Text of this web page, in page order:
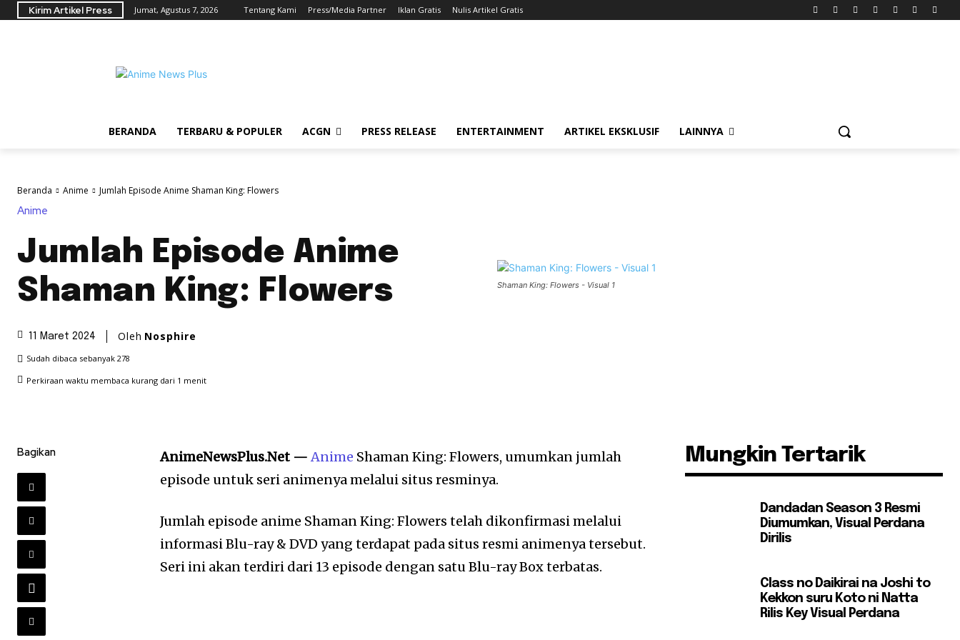
Kirim Artikel Press Jumat, Agustus 7, 2026 Tentang Kami Press/Media Partner Iklan Gratis Nulis Artikel Gratis
BERANDA TERBARU & POPULER ACGN PRESS RELEASE ENTERTAINMENT ARTIKEL EKSKLUSIF LAINNYA
Beranda Anime Jumlah Episode Anime Shaman King: Flowers
Anime
Jumlah Episode Anime
Shaman King: Flowers
11 Maret 2024 Oleh Nosphire
Sudah dibaca sebanyak 278
Perkiraan waktu membaca kurang dari 1 menit
Shaman King: Flowers - Visual 1
Bagikan AnimeNewsPlus.Net —Anime Shaman King: Flowers, umumkan jumlah
episode untuk seri animenya melalui situs resminya.
Jumlah episode anime Shaman King: Flowers telah dikonfirmasi melalui
informasi Blu-ray & DVD yang terdapat pada situs resmi animenya tersebut.
Seri ini akan terdiri dari 13 episode dengan satu Blu-ray Box terbatas.
Mungkin Tertarik
Dandadan Season 3 Resmi
Diumumkan, Visual Perdana
Dirilis
Class no Daikirai na Joshi to
Kekkon suru Koto ni Natta
Rilis Key Visual Perdana